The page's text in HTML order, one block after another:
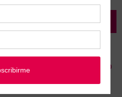
alternativas / Reiki /
NATURAL AMARILLO 3º CHAKRA 40
M2